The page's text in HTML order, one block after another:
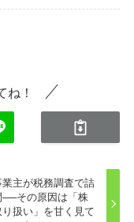
！
主が税務調査で詰
──その原因は「株
扱い」を甘く見て